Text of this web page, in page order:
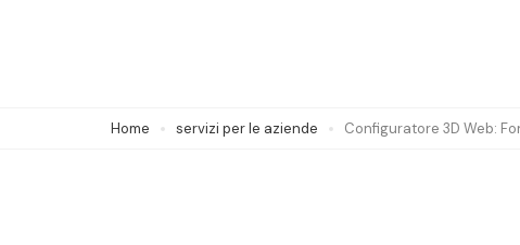
Home servizi per le aziende Configuratore 3D Web: